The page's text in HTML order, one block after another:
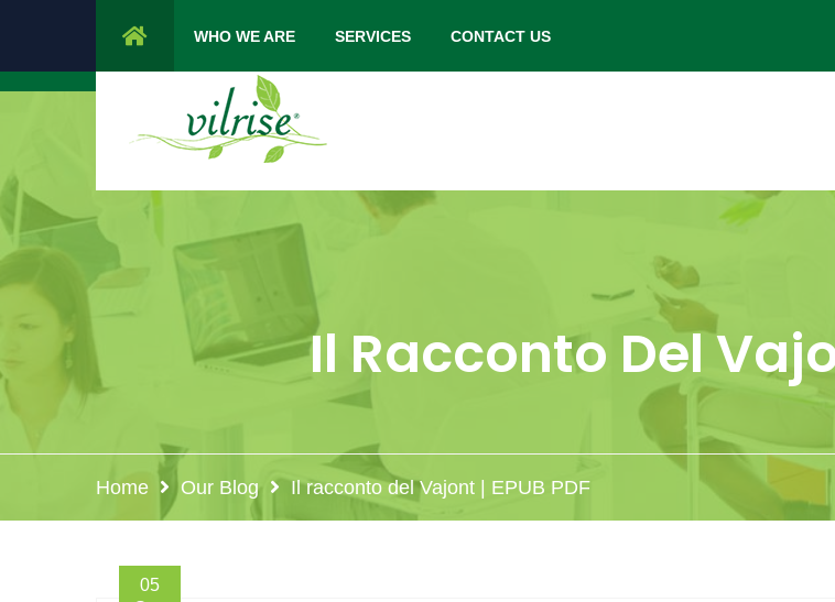
1 Cypress Lane Sparta 07871 NJ. Mon - Saturday: 9.00 am to 6.00 pm.
WHO WE ARE SERVICES CONTACT US
Il Racconto Del
Home Our Blog Il racconto del Vajont | EPUB PDF
05